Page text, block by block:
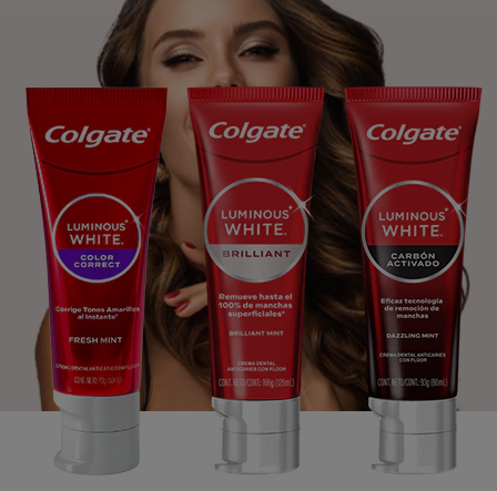
CHEQUEO DE SALUD BUCAL
CORRESPONDENCIA DE PRODUCTOS
PROMOCIONES
HN (ES)
SUSCRÍBASE